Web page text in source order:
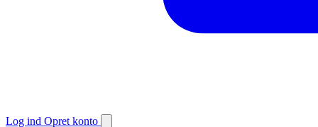
Log ind Opret konto